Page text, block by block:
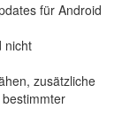
für Android
nicht
zusätzliche